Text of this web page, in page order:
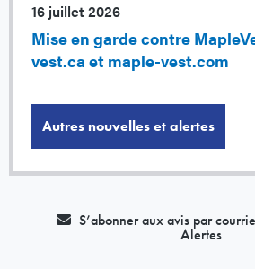
16 juillet 2026
Mise en garde contre
vest.ca et maple-vest.com
Autres nouvelles et alertes
S’abonner aux avis par
Alertes